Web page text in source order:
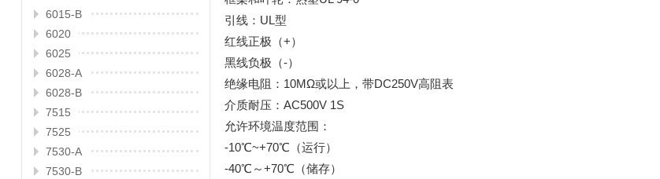
6015-B
6020
6025
6028-A
6028-B
7515
7525
7530-A
7530-B
引线：UL型
红线正极（+）
黑线负极（-）
绝缘电阻：10MΩ或以上，带DC250V高阻表
介质耐压：AC500V 1S
允许环境温度范围：
-10℃~+70℃（运行）
-40℃～+70℃（储存）